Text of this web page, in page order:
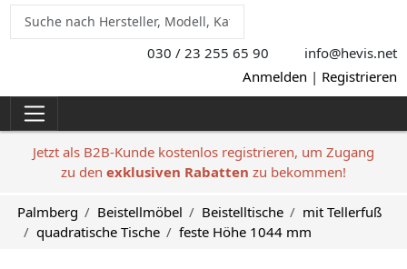
030 / 23 255 65 90 info@hevis.net
Anmelden | Registrieren
Jetzt als B2B-Kunde kostenlos registrieren, um Zugang
zu den exklusiven Rabatten zu bekommen!
Palmberg Beistellmöbel Beistelltische
mit Tellerfuß
quadratische Tische
feste Höhe 1044 mm